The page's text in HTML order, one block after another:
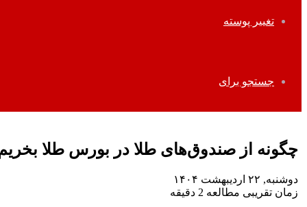
تغییر پوسته
جستجو برای
چگونه از صندوق‌های طلا در بورس طلا
دوشنبه, ۲۲ اردیبهشت ۱۴۰۴
زمان تقریبی مطالعه 2 دقیقه